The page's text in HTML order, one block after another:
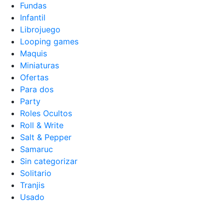
Fundas
Infantil
Librojuego
Looping games
Maquis
Miniaturas
Ofertas
Para dos
Party
Roles Ocultos
Roll & Write
Salt & Pepper
Samaruc
Sin categorizar
Solitario
Tranjis
Usado